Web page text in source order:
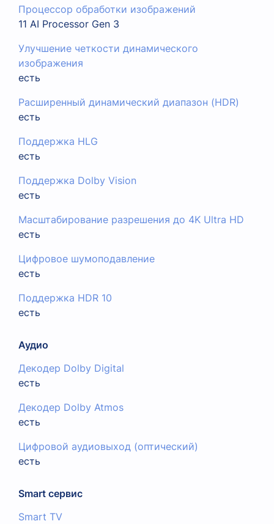
Процессор обработки изображений
11 AI Processor Gen 3
Улучшение четкости динамического
изображения
есть
Расширенный динамический диапазон (HDR)
есть
Поддержка HLG
есть
Поддержка Dolby Vision
есть
Масштабирование разрешения до 4K Ultra HD
есть
Цифровое шумоподавление
есть
Поддержка HDR 10
есть
Аудио
Декодер Dolby Digital
есть
Декодер Dolby Atmos
есть
Цифровой аудиовыход (оптический)
есть
Smart сервис
Smart TV